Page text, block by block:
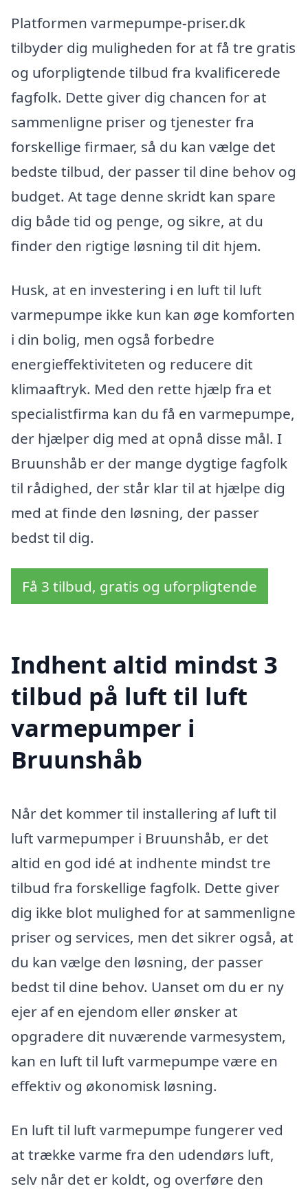
Platformen varmepumpe-priser.dk
tilbyder dig muligheden for at få tre gratis
og uforpligtende tilbud fra kvalificerede
fagfolk. Dette giver dig chancen for at
sammenligne priser og tjenester fra
forskellige firmaer, så du kan vælge det
bedste tilbud, der passer til dine behov og
budget. At tage denne skridt kan spare
dig både tid og penge, og sikre, at du
finder den rigtige løsning til dit hjem.
Husk, at en investering i en luft til luft
varmepumpe ikke kun kan øge komforten
i din bolig, men også forbedre
energieffektiviteten og reducere dit
klimaaftryk. Med den rette hjælp fra et
specialistfirma kan du få en varmepumpe,
der hjælper dig med at opnå disse mål. I
Bruunshåb er der mange dygtige fagfolk
til rådighed, der står klar til at hjælpe dig
med at finde den løsning, der passer
bedst til dig.
Få 3 tilbud, gratis og uforpligtende
Indhent altid mindst 3
tilbud på luft til luft
varmepumper i
Bruunshåb
Når det kommer til installering af luft til
luft varmepumper i Bruunshåb, er det
altid en god idé at indhente mindst tre
tilbud fra forskellige fagfolk. Dette giver
dig ikke blot mulighed for at sammenligne
priser og services, men det sikrer også, at
du kan vælge den løsning, der passer
bedst til dine behov. Uanset om du er ny
ejer af en ejendom eller ønsker at
opgradere dit nuværende varmesystem,
kan en luft til luft varmepumpe være en
effektiv og økonomisk løsning.
En luft til luft varmepumpe fungerer ved
at trække varme fra den udendørs luft,
selv når det er koldt, og overføre den